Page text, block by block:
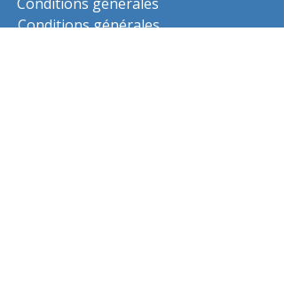
Conditions générales